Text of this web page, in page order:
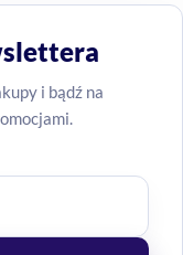
i bądź na